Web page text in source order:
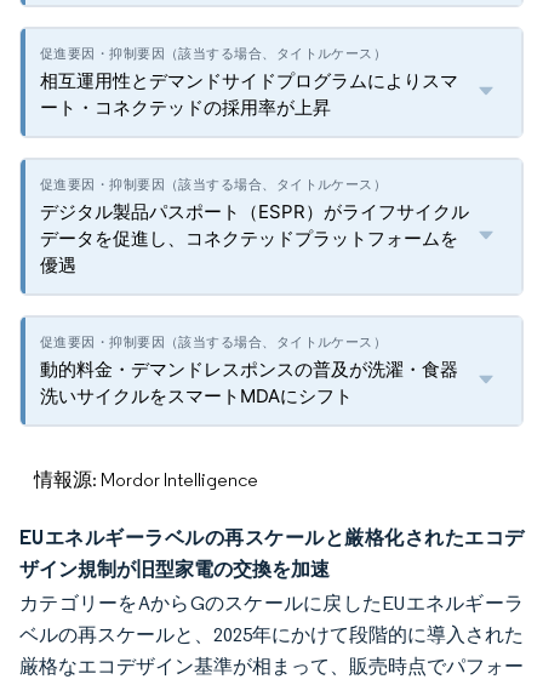
相互運用性とデマンドサイドプログラムによりスマ
ート・コネクテッドの採用率が上昇
デジタル製品パスポート（ESPR）がライフサイクル
データを促進し、コネクテッドプラットフォームを
優遇
動的料金・デマンドレスポンスの普及が洗濯・食器
洗いサイクルをスマートMDAにシフト
情報源: Mordor Intelligence
EUエネルギーラベルの再スケールと厳格化されたエコデ
ザイン規制が旧型家電の交換を加速
カテゴリーをAからGのスケールに戻したEUエネルギーラ
ベルの再スケールと、2025年にかけて段階的に導入された
厳格なエコデザイン基準が相まって、販売時点でパフォー